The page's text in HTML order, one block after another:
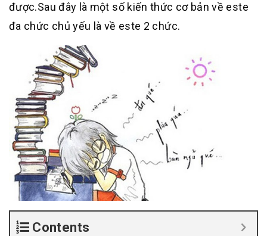
được.Sau đây là một số kiến thức cơ bản về este
đa chức chủ yếu là về este 2 chức.
Contents